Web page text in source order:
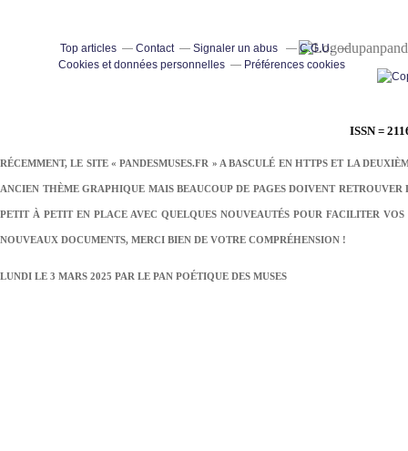
ISSN =
RÉCEMMENT, LE SITE « PANDESMUSES.FR » A BASCULÉ EN HTTPS ET LA
ANCIEN THÈME GRAPHIQUE MAIS BEAUCOUP DE PAGES DOIVENT
PETIT À PETIT EN PLACE AVEC QUELQUES NOUVEAUTÉS POUR FACILITER
NOUVEAUX DOCUMENTS, MERCI BIEN DE VOTRE COMPRÉHENSION !
LUNDI LE 3 MARS 2025 PAR LE PAN POÉTIQUE DES MUSES
Top articles Contact Signaler un abus
C.G.U.
Cookies et données personnelles
Préférences cookies